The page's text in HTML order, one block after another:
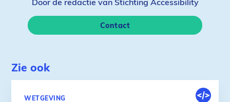
Door de redactie van Stichting Accessibility
Contact
Zie ook
WETGEVING
DIGITALE